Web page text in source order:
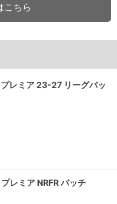
こちら
プレミア 23-27 リーグバッ
プレミア NRFR バッチ